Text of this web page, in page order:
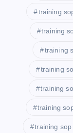
training
training
training
training
training
training
training